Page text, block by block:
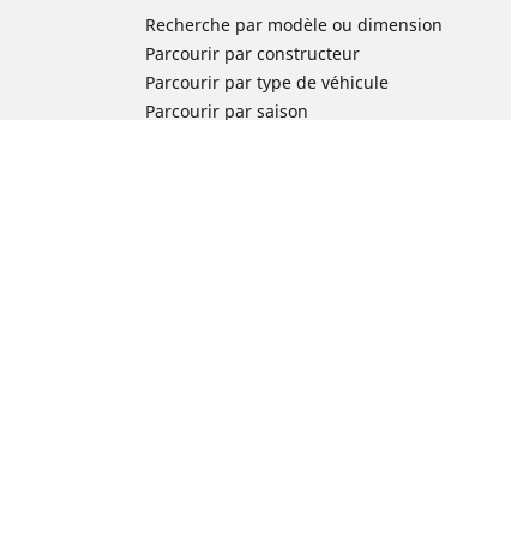
Recherche par modèle ou dimension
Parcourir par constructeur
Parcourir par type de véhicule
Parcourir par saison